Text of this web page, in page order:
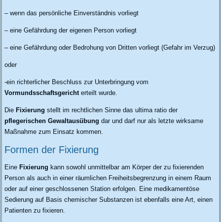
– wenn das persönliche Einverständnis vorliegt
– eine Gefährdung der eigenen Person vorliegt
– eine Gefährdung oder Bedrohung von Dritten vorliegt (Gefahr im Verzug)
oder
-ein richterlicher Beschluss zur Unterbringung vom
Vormundsschaftsgericht erteilt wurde.
Die Fixierung stellt im rechtlichen Sinne das ultima ratio der
pflegerischen Gewaltausübung dar und darf nur als letzte wirksame
Maßnahme zum Einsatz kommen.
Formen der Fixierung
Eine Fixierung kann sowohl unmittelbar am Körper der zu fixierenden
Person als auch in einer räumlichen Freiheitsbegrenzung in einem Raum
oder auf einer geschlossenen Station erfolgen. Eine medikamentöse
Sedierung auf Basis chemischer Substanzen ist ebenfalls eine Art, einen
Patienten zu fixieren.